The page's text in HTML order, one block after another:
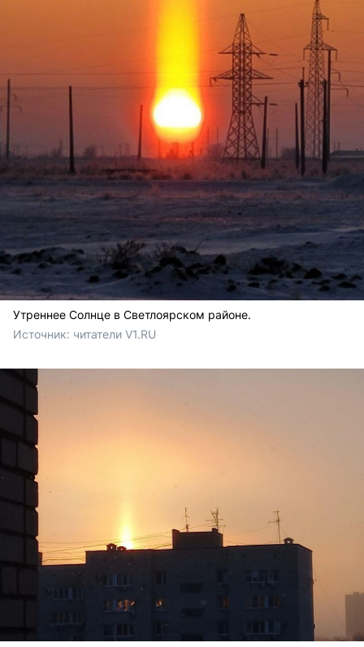
Утреннее Солнце в Светлоярском районе.
Источник: читатели V1.RU